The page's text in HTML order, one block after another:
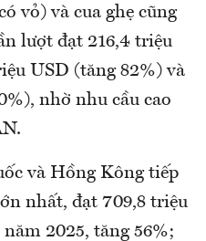
vỏ) và cua ghẹ cũng
lượt đạt 216,4 triệu
USD (tăng 82%) và
nhờ nhu cầu cao
và Hồng Kông tiếp
nhất, đạt 709,8 triệu
2025, tăng 56%;